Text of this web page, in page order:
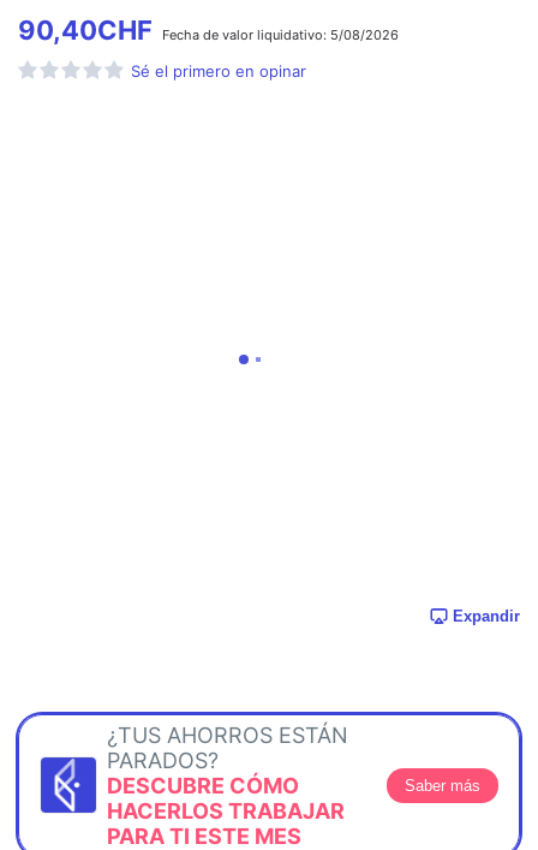
90,40CHF Fecha de valor liquidativo: 5/08/2026
Sé el primero en opinar
Expandir
¿TUS AHORROS ESTÁN
PARADOS?
DESCUBRE CÓMO
HACERLOS TRABAJAR
PARA TI ESTE MES
Saber más